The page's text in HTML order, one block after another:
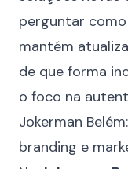
perguntar
mantém
de que forma
o foco na
Jokerman
branding e